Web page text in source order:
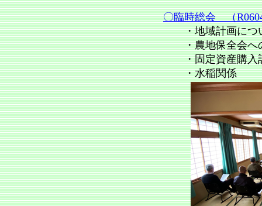
〇臨時総会 （
・地域計画につ
・農地保全会へ
・固定資産購入
・水稲関係